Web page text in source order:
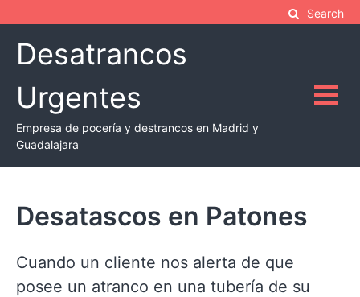
content
Search
Desatrancos
Urgentes
Empresa de pocería y destrancos en Madrid y
Guadalajara
Desatascos en Patones
Cuando un cliente nos alerta de que
posee un atranco en una tubería de su